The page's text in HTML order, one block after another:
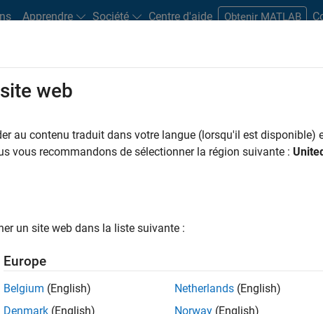
Apprendre Société Centre d'aide Obtenir MATLAB
| Autonomous
how you can use the different kinds of metrics to
web
au contenu traduit dans votre langue (lorsqu'il est disponible)
vous recommandons de sélectionner la région suivante :
un site web dans la liste suivante :
Europe
Belgium (English)
Denmark (English)
Netherlands (English)
Norway (English)